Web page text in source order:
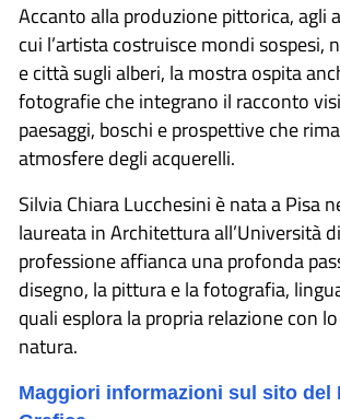
Accanto alla produzione pittorica, agli
cui l’artista costruisce mondi sospesi,
e città sugli alberi, la mostra ospita
fotografie che integrano il racconto
paesaggi, boschi e prospettive che
atmosfere degli acquerelli.
Silvia Chiara Lucchesini è nata a Pisa
laureata in Architettura all’Università
professione affianca una profonda
disegno, la pittura e la fotografia,
quali esplora la propria relazione con
natura.
Maggiori informazioni sul sito del